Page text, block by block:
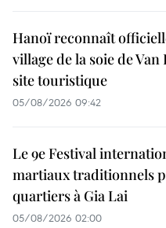
Hanoï reconnaît
village de la soie de
site touristique
05/08/2026 09:42
Le 9e Festival
martiaux traditionnels
quartiers à Gia Lai
05/08/2026 02:00